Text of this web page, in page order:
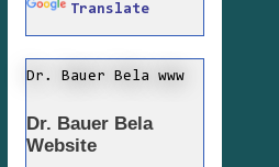
Translate
Dr. Bauer Bela www
Dr. Bauer Bela
Website